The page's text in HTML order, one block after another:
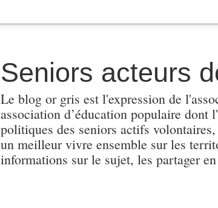
Seniors acteurs
Le blog or gris est l'expression de
association d’éducation populaire
politiques des seniors actifs
un meilleur vivre ensemble sur les
informations sur le sujet, les partager